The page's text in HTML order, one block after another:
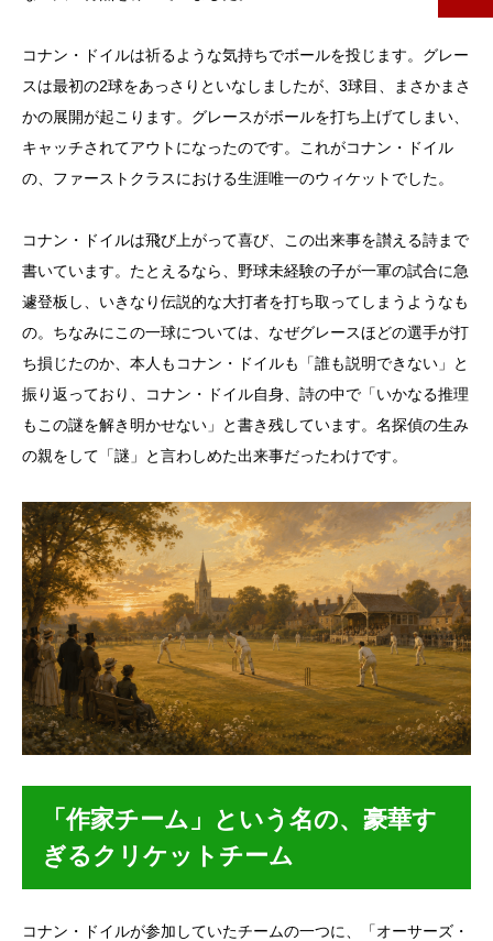
コナン・ドイルは祈るような気持ちでボールを投じます。グレー
スは最初の2球をあっさりといなしましたが、3球目、まさかまさ
かの展開が起こります。グレースがボールを打ち上げてしまい、
キャッチされてアウトになったのです。これがコナン・ドイル
の、ファーストクラスにおける生涯唯一のウィケットでした。
コナン・ドイルは飛び上がって喜び、この出来事を讃える詩まで
書いています。たとえるなら、野球未経験の子が一軍の試合に急
遽登板し、いきなり伝説的な大打者を打ち取ってしまうようなも
の。ちなみにこの一球については、なぜグレースほどの選手が打
ち損じたのか、本人もコナン・ドイルも「誰も説明できない」と
振り返っており、コナン・ドイル自身、詩の中で「いかなる推理
もこの謎を解き明かせない」と書き残しています。名探偵の生み
の親をして「謎」と言わしめた出来事だったわけです。
「作家チーム」という名の、豪華す
ぎるクリケットチーム
コナン・ドイルが参加していたチームの一つに、「オーサーズ・